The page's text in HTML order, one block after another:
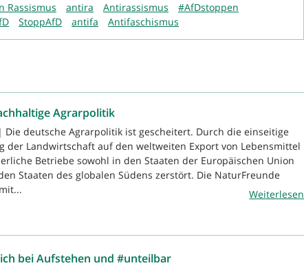
Rassismus antira Antirassismus
#AfDstoppen
StoppAfD antifa Antifaschismus
Agrarpolitik
Die deutsche Agrarpolitik ist gescheitert. Durch die einseitige
der Landwirtschaft auf den weltweiten Export von Lebensmittel
Betriebe sowohl in den Staaten der Europäischen Union
Staaten des globalen Südens zerstört. Die NaturFreunde
Weiterlesen
bei Aufstehen und #unteilbar